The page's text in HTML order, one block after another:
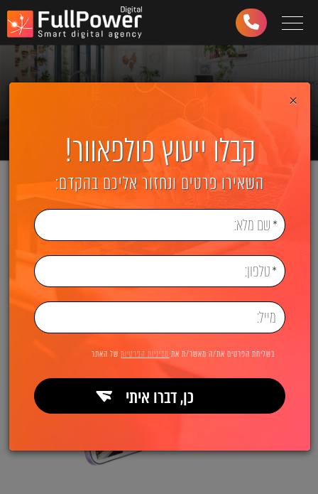
Toggle navigation
03-
997 ×
קבלו ייעוץ פולפאוור!
השאירו פרטים ונחזור אליכם בהקדם:
בשליחת הפרטים את/ה מאשר/ת את מדיניות הפרטיותשל האתר
כן, דברו איתי